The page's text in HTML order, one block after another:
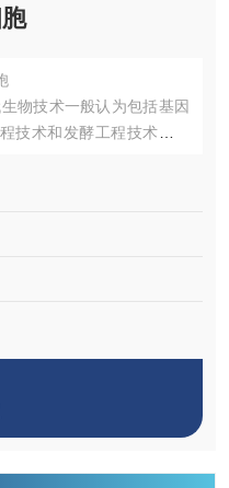
物技术一般认为包括基因
技术和发酵工程技术，而
的作用和价值。